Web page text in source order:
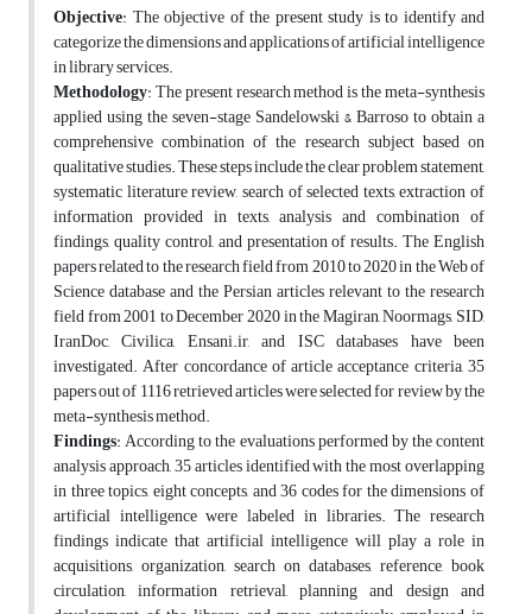
Objective: The objective of the present study is to identify and
categorize the dimensions and applications of artificial intelligence
in library services.
Methodology: The present research method is the meta-synthesis
applied using the seven-stage Sandelowski & Barroso to obtain a
comprehensive combination of the research subject based on
qualitative studies. These steps include the clear problem statement,
systematic literature review, search of selected texts, extraction of
information provided in texts, analysis and combination of
findings, quality control, and presentation of results. The English
papers related to the research field from 2010 to 2020 in the Web of
Science database and the Persian articles relevant to the research
field from 2001 to December 2020 in the Magiran, Noormags, SID,
IranDoc, Civilica, Ensani.ir, and ISC databases have been
investigated. After concordance of article acceptance criteria, 35
papers out of 1116 retrieved articles were selected for review by the
meta-synthesis method.
Findings: According to the evaluations performed by the content
analysis approach, 35 articles identified with the most overlapping
in three topics, eight concepts, and 36 codes for the dimensions of
artificial intelligence were labeled in libraries. The research
findings indicate that artificial intelligence will play a role in
acquisitions, organization, search on databases, reference, book
circulation, information retrieval, planning and design and